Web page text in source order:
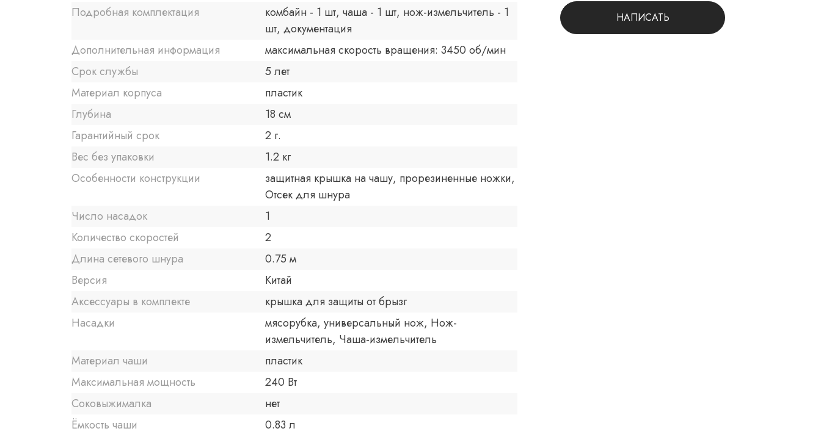
НАПИСАТЬ
Подробная комплектация
комбайн - 1 шт, чаша - 1 шт, нож-измельчитель - 1
шт, документация
Дополнительная информация
максимальная скорость вращения: 3450 об/мин
Срок службы
5 лет
Материал корпуса
пластик
Глубина
18 см
Гарантийный срок
2 г.
Вес без упаковки
1.2 кг
Особенности конструкции
защитная крышка на чашу, прорезиненные ножки,
Отсек для шнура
Число насадок
1
Количество скоростей
2
Длина сетевого шнура
0.75 м
Версия
Китай
Аксессуары в комплекте
крышка для защиты от брызг
Насадки
мясорубка, универсальный нож, Нож-
измельчитель, Чаша-измельчитель
Материал чаши
пластик
Максимальная мощность
240 Вт
Соковыжималка
нет
Ёмкость чаши
0.83 л